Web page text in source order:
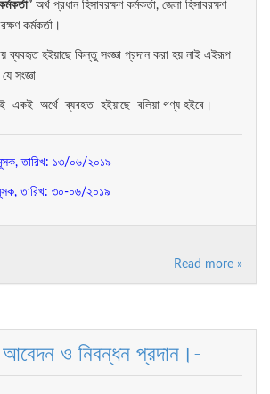
অর্থ প্রধান হিসাবরক্ষণ কর্মকর্তা, জেলা হিসাবরক্ষণ
কর্মকর্তা।
হইয়াছে কিন্তু সংজ্ঞা প্রদান করা হয় নাই এইরূপ
সংজ্ঞা
একই অর্থে ব্যবহৃত হইয়াছে বলিয়া গণ্য হইবে।
তারিখ: ১৩/০৬/২০১৯
তারিখ: ৩০-০৬/২০১৯
Read more »
ও নিবন্ধন প্রদান।-